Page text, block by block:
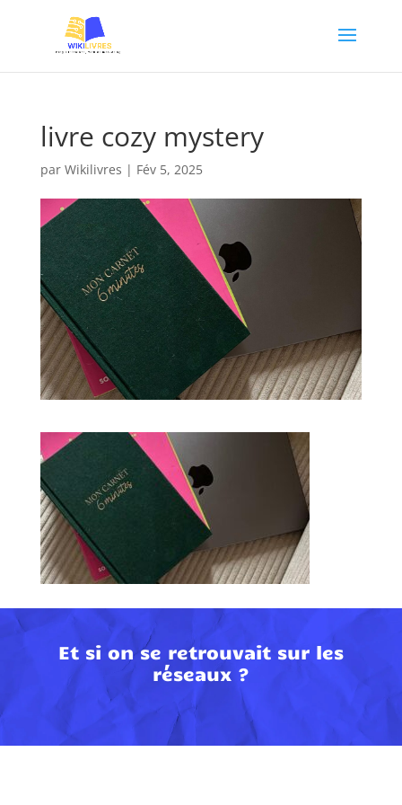
livre cozy mystery
par Wikilivres | Fév 5, 2025
Et si on se retrouvait sur les
réseaux ?